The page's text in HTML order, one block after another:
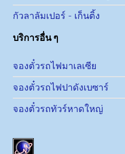
กัวลาลัมเปอร์ - เก็นติ้ง
บริการอื่น ๆ
จองตั๋วรถไฟมาเลเซีย
จองตั๋วรถไฟปาดังเบซาร์
จองตั๋วรถทัวร์หาดใหญ่